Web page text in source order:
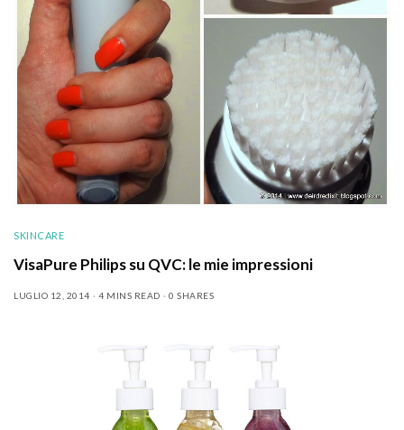
SKINCARE
VisaPure Philips su QVC: le mie impressioni
LUGLIO 12, 2014 4 MINS READ 0 SHARES